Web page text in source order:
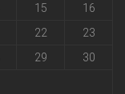
15
16
22
23
29
30